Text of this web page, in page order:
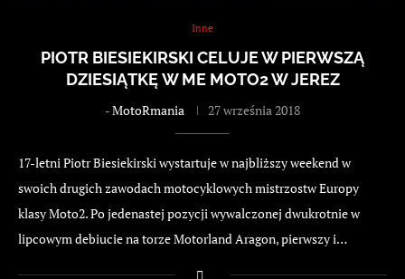
Inne
PIOTR BIESIEKIRSKI CELUJE W PIERWSZĄ
DZIESIĄTKĘ W ME MOTO2 W JEREZ
-MotoRmania 27 września 2018
17-letni Piotr Biesiekirski wystartuje w najbliższy weekend w
swoich drugich zawodach motocyklowych mistrzostw Europy
klasy Moto2. Po jedenastej pozycji wywalczonej dwukrotnie w
lipcowym debiucie na torze Motorland Aragon, pierwszy i…